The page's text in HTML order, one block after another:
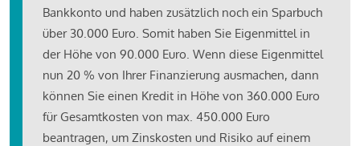
Bankkonto und haben zusätzlich noch ein Sparbuch
über 30.000 Euro. Somit haben Sie Eigenmittel in
der Höhe von 90.000 Euro. Wenn diese Eigenmittel
nun 20 % von Ihrer Finanzierung ausmachen, dann
können Sie einen Kredit in Höhe von 360.000 Euro
für Gesamtkosten von max. 450.000 Euro
beantragen, um Zinskosten und Risiko auf einem